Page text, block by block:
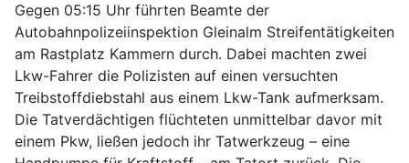
Gegen 05:15 Uhr führten Beamte der
Autobahnpolizeiinspektion Gleinalm Streifentätigkeiten
am Rastplatz Kammern durch. Dabei machten zwei
Lkw-Fahrer die Polizisten auf einen versuchten
Treibstoffdiebstahl aus einem Lkw-Tank aufmerksam.
Die Tatverdächtigen flüchteten unmittelbar davor mit
einem Pkw, ließen jedoch ihr Tatwerkzeug – eine